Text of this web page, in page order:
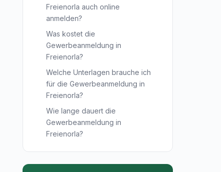
Freienorla auch online
anmelden?
Was kostet die
Gewerbeanmeldung in
Freienorla?
Welche Unterlagen brauche ich
für die Gewerbeanmeldung in
Freienorla?
Wie lange dauert die
Gewerbeanmeldung in
Freienorla?